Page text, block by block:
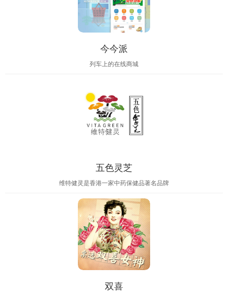
今今派
列车上的在线商城
五色灵芝
维特健灵是香港一家中药保健品著名品牌
双喜